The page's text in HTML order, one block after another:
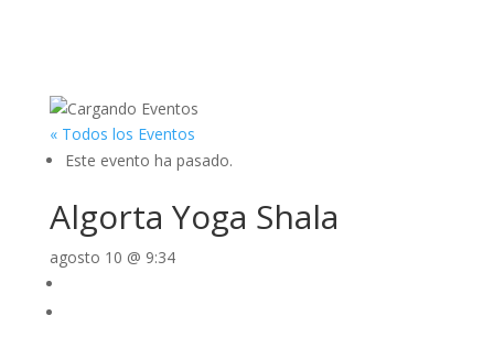
« Todos los Eventos
Este evento ha pasado.
Algorta Yoga Shala
agosto 10 @ 9:34